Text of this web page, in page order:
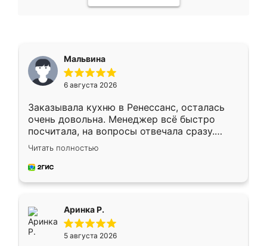
Мальвина
6 августа 2026
Заказывала кухню в Ренессанс, осталась
очень довольна. Менеджер всё быстро
посчитала, на вопросы отвечала сразу.
Замерщик приехал в субботу, подошёл к
делу со всей ответственностью. Собрали
за день, ребята работали аккуратно, даже
Читать полностью
Аринка Р.
5 августа 2026